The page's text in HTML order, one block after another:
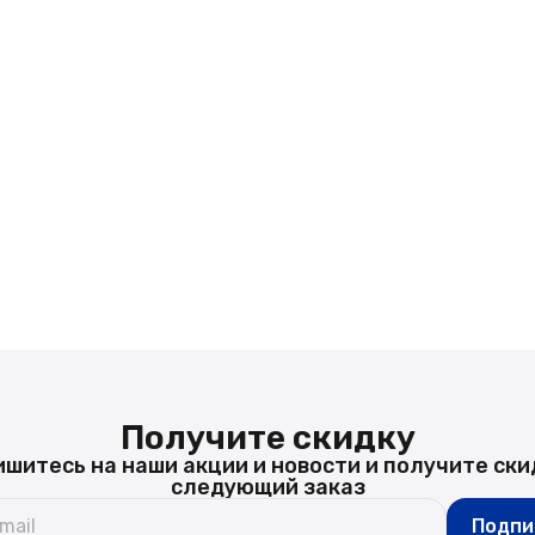
Получите скидку
на наши акции и новости и получите
следующий заказ